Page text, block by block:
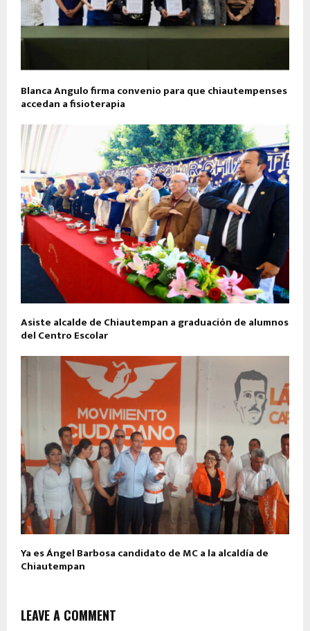
Blanca Angulo firma convenio para que chiautempenses
accedan a fisioterapia
Asiste alcalde de Chiautempan a graduación de alumnos
del Centro Escolar
Ya es Ángel Barbosa candidato de MC a la alcaldía de
Chiautempan
LEAVE A COMMENT